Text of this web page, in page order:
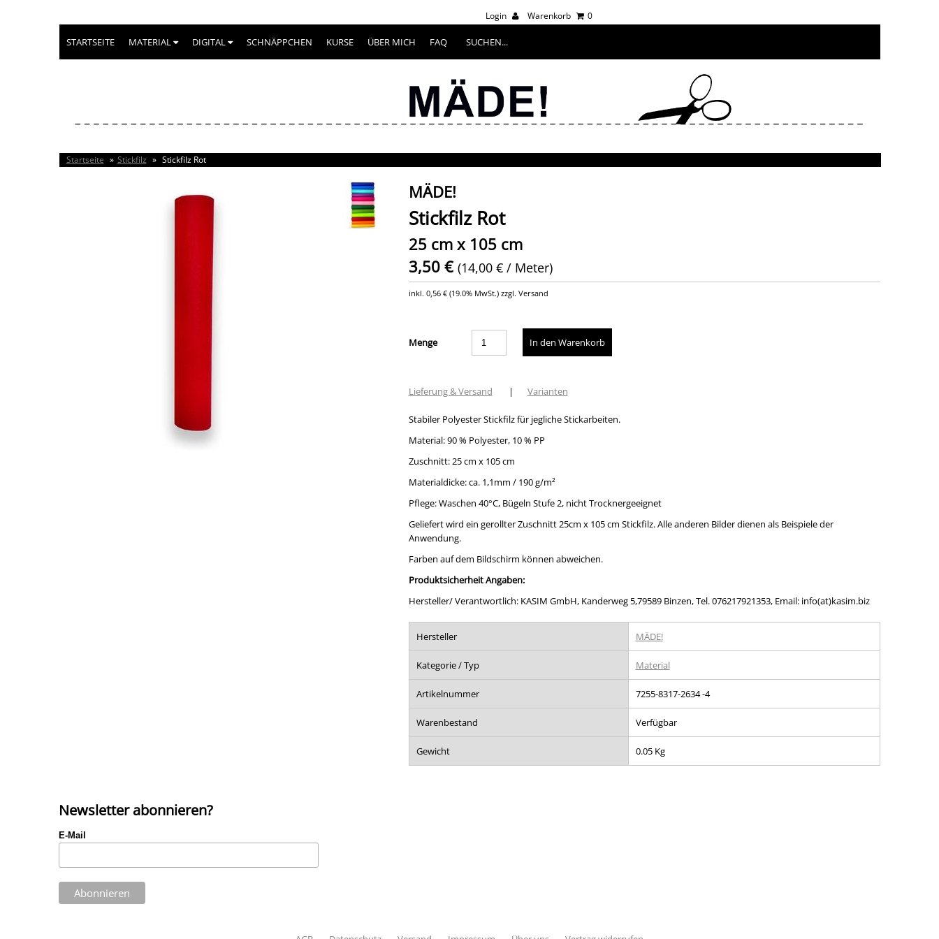
Login Warenkorb 0
STARTSEITE MATERIAL DIGITAL SCHNÄPPCHEN KURSE ÜBER MICH FAQ
Startseite » Stickfilz » Stickfilz Rot
MÄDE!
Stickfilz Rot
25 cm x 105 cm
3,50 € (14,00 € / Meter)
inkl. 0,56 €(19.0% MwSt.) zzgl. Versand
Menge
Lieferung & Versand | Varianten
Stabiler Polyester Stickfilz für jegliche Stickarbeiten.
Material: 90 % Polyester, 10 % PP
Zuschnitt: 25 cm x 105 cm
Materialdicke: ca. 1,1mm / 190 g/m²
Pflege: Waschen 40°C, Bügeln Stufe 2, nicht Trocknergeeignet
Geliefert wird ein gerollter Zuschnitt 25cm x 105 cm Stickfilz. Alle anderen Bilder dienen als Beispiele der
Anwendung.
Farben auf dem Bildschirm können abweichen.
Produktsicherheit Angaben:
Hersteller/ Verantwortlich: KASIM GmbH, Kanderweg 5,79589 Binzen, Tel. 076217921353, Email: info(at)kasim.biz
Hersteller MÄDE!
Kategorie / Typ Material
Artikelnummer 7255-8317-2634 -4
Warenbestand Verfügbar
Gewicht 0.05 Kg
Newsletter abonnieren?
E-Mail